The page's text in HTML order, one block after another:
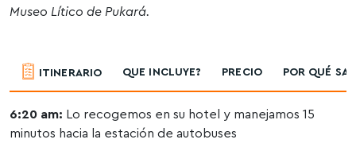
Museo Lítico de Pukará.
ITINERARIO QUE INCLUYE? PRECIO POR QUÉ
6:20 am: Lo recogemos en su hotel y manejamos 15
minutos hacia la estación de autobuses